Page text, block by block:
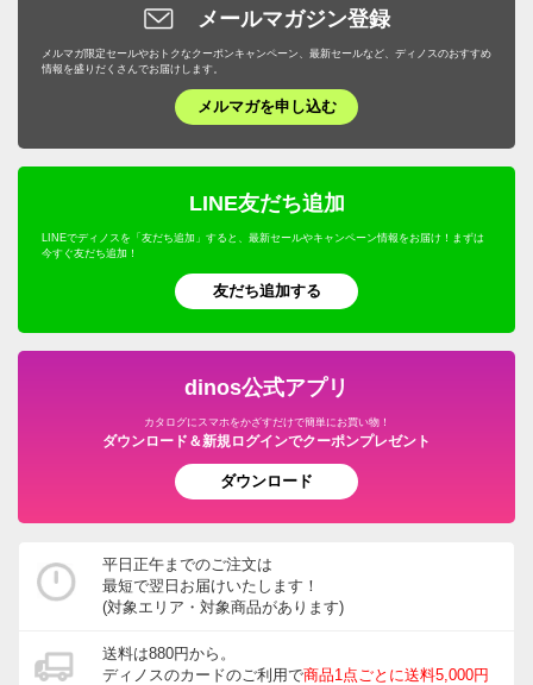
メールマガジン登録
メルマガ限定セールやおトクなクーポンキャンペーン、最新セールなど、ディノスのおすすめ
情報を盛りだくさんでお届けします。
メルマガを申し込む
LINE友だち追加
LINEでディノスを「友だち追加」すると、最新セールやキャンペーン情報をお届け！まずは
今すぐ友だち追加！
友だち追加する
dinos公式アプリ
カタログにスマホをかざすだけで簡単にお買い物！
ダウンロード＆新規ログインでクーポンプレゼント
ダウンロード
平日正午までのご注文は
最短で翌日お届けいたします！
(対象エリア・対象商品があります)
送料は880円から。
ディノスのカードのご利用で商品1点ごとに送料5,000円